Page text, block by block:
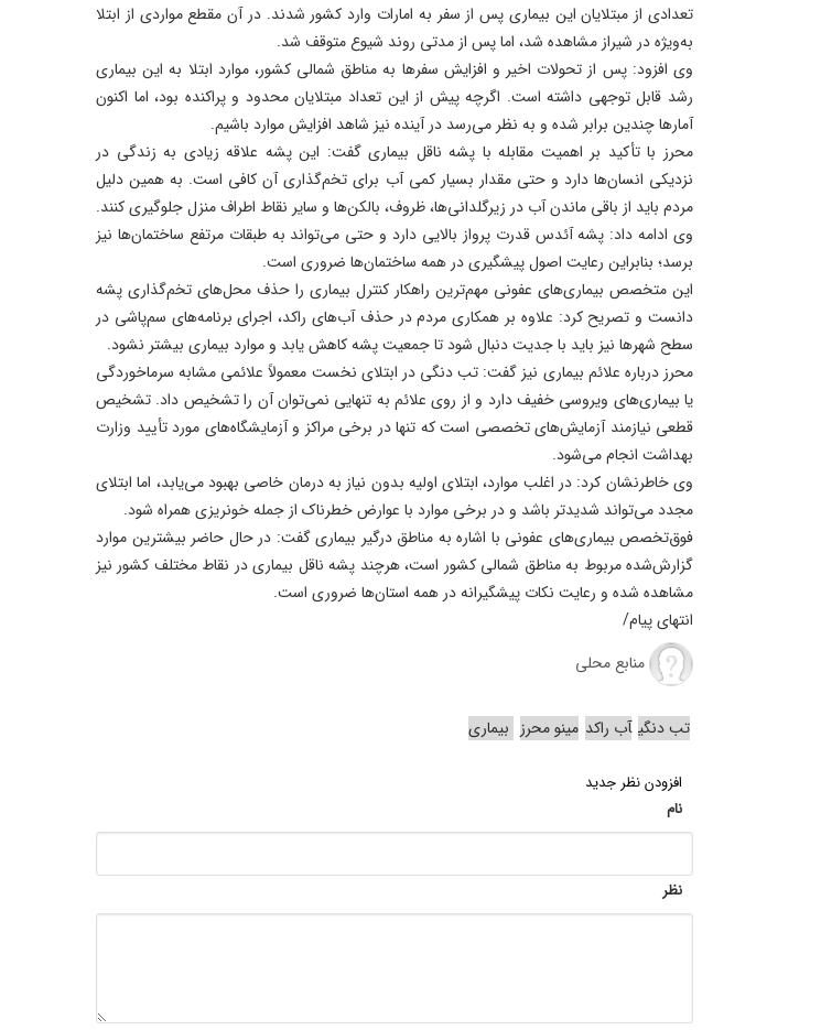
تعدادی از مبتلایان این بیماری پس از سفر به امارات وارد کشور شدند. در آن مقطع مواردی از ابتلا
به‌ویژه در شیراز مشاهده شد، اما پس از مدتی روند شیوع متوقف شد.
وی افزود: پس از تحولات اخیر و افزایش سفرها به مناطق شمالی کشور، موارد ابتلا به این بیماری
رشد قابل توجهی داشته است. اگرچه پیش از این تعداد مبتلایان محدود و پراکنده بود، اما اکنون
آمارها چندین برابر شده و به نظر می‌رسد در آینده نیز شاهد افزایش موارد باشیم.
محرز با تأکید بر اهمیت مقابله با پشه ناقل بیماری گفت: این پشه علاقه زیادی به زندگی در
نزدیکی انسان‌ها دارد و حتی مقدار بسیار کمی آب برای تخم‌گذاری آن کافی است. به همین دلیل
مردم باید از باقی ماندن آب در زیرگلدانی‌ها، ظروف، بالکن‌ها و سایر نقاط اطراف منزل جلوگیری کنند.
وی ادامه داد: پشه آئدس قدرت پرواز بالایی دارد و حتی می‌تواند به طبقات مرتفع ساختمان‌ها نیز
برسد؛ بنابراین رعایت اصول پیشگیری در همه ساختمان‌ها ضروری است.
این متخصص بیماری‌های عفونی مهم‌ترین راهکار کنترل بیماری را حذف محل‌های تخم‌گذاری پشه
دانست و تصریح کرد: علاوه بر همکاری مردم در حذف آب‌های راکد، اجرای برنامه‌های سم‌پاشی در
سطح شهرها نیز باید با جدیت دنبال شود تا جمعیت پشه کاهش یابد و موارد بیماری بیشتر نشود.
محرز درباره علائم بیماری نیز گفت: تب دنگی در ابتلای نخست معمولاً علائمی مشابه سرماخوردگی
یا بیماری‌های ویروسی خفیف دارد و از روی علائم به تنهایی نمی‌توان آن را تشخیص داد. تشخیص
قطعی نیازمند آزمایش‌های تخصصی است که تنها در برخی مراکز و آزمایشگاه‌های مورد تأیید وزارت
بهداشت انجام می‌شود.
وی خاطرنشان کرد: در اغلب موارد، ابتلای اولیه بدون نیاز به درمان خاصی بهبود می‌یابد، اما ابتلای
مجدد می‌تواند شدیدتر باشد و در برخی موارد با عوارض خطرناک از جمله خونریزی همراه شود.
فوق‌تخصص بیماری‌های عفونی با اشاره به مناطق درگیر بیماری گفت: در حال حاضر بیشترین موارد
گزارش‌شده مربوط به مناطق شمالی کشور است، هرچند پشه ناقل بیماری در نقاط مختلف کشور نیز
مشاهده شده و رعایت نکات پیشگیرانه در همه استان‌ها ضروری است.
انتهای پیام/
منابع محلی
تب دنگی آب راکد مینو محرز بیماری‌
افزودن نظر جدید
نام
نظر